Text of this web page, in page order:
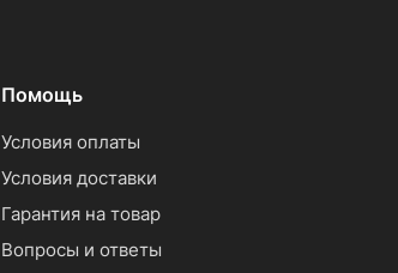
Помощь
Условия оплаты
Условия доставки
Гарантия на товар
Вопросы и ответы